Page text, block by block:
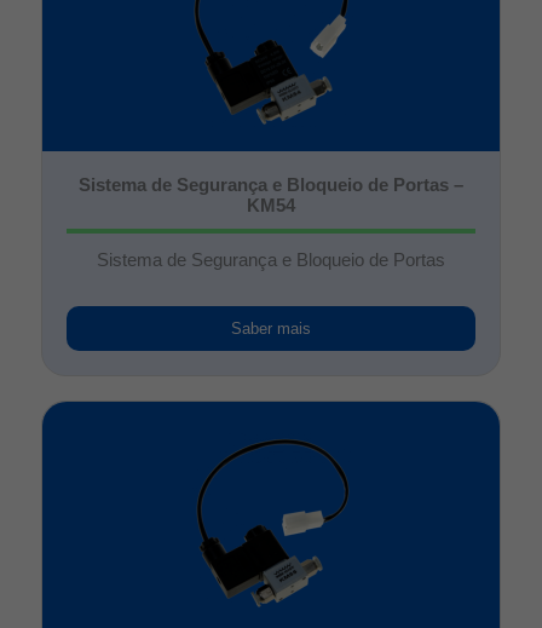
Sistema de Segurança e Bloqueio de Portas –
KM54
Sistema de Segurança e Bloqueio de Portas
Saber mais